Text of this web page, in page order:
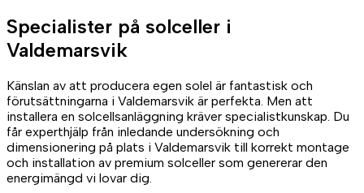
Specialister på solceller i
Valdemarsvik
Känslan av att producera egen solel är fantastisk och
förutsättningarna i Valdemarsvik är perfekta. Men att
installera en solcellsanläggning kräver specialistkunskap. Du
får experthjälp från inledande undersökning och
dimensionering på plats i Valdemarsvik till korrekt montage
och installation av premium solceller som genererar den
energimängd vi lovar dig.